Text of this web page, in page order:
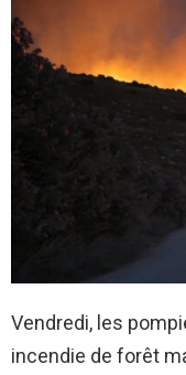
Vendredi, les
incendie de forêt